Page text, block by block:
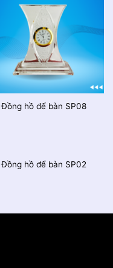
Đồng hồ để bàn SP08
Đồng hồ để bàn SP02